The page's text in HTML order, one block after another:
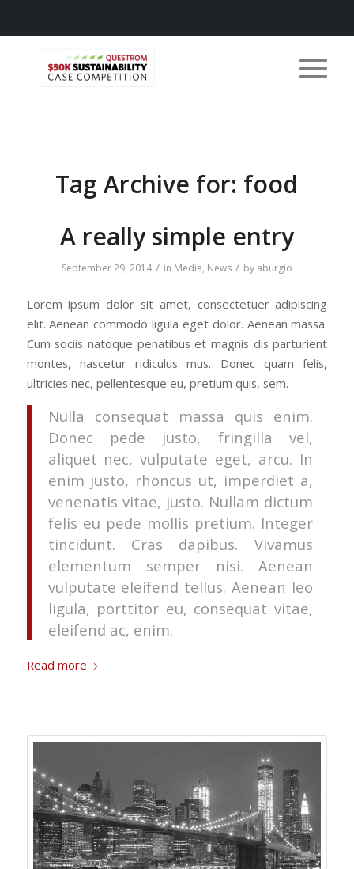
Tag Archive for: food
A really simple entry
September 29, 2014 / in Media, News / by aburgio
Lorem ipsum dolor sit amet, consectetuer adipiscing
elit. Aenean commodo ligula eget dolor. Aenean massa.
Cum sociis natoque penatibus et magnis dis parturient
montes, nascetur ridiculus mus. Donec quam felis,
ultricies nec, pellentesque eu, pretium quis, sem.
Nulla consequat massa quis enim.
Donec pede justo, fringilla vel,
aliquet nec, vulputate eget, arcu. In
enim justo, rhoncus ut, imperdiet a,
venenatis vitae, justo. Nullam dictum
felis eu pede mollis pretium. Integer
tincidunt. Cras dapibus. Vivamus
elementum semper nisi. Aenean
vulputate eleifend tellus. Aenean leo
ligula, porttitor eu, consequat vitae,
eleifend ac, enim.
Read more